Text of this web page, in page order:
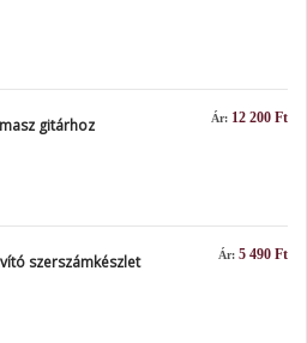
Ár: 12 200 Ft
gitárhoz
Ár: 5 490 Ft
szerszámkészlet